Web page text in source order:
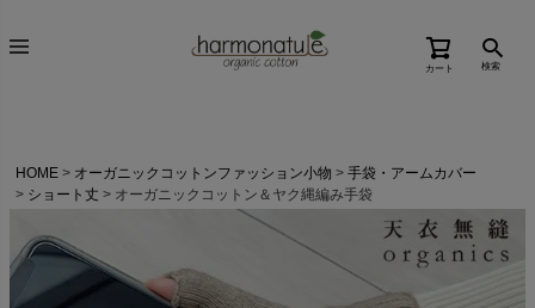
カート 検索
HOME オーガニックコットンファッション小物
手袋・アームカバー
ショート丈
オーガニックコットン＆ヤク縄編み手袋